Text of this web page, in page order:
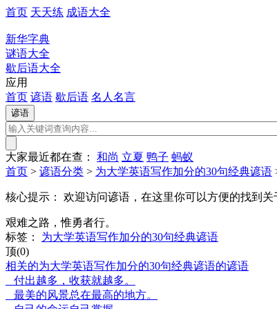
首页 天天练 成语大全
新华字典
谜语大全
歇后语大全
应用
首页 谚语 歇后语 名人名言
大家最近都在查： 和尚 立夏 鸭子 蚂蚁
首页 > 谚语分类 > 为大学英语写作加分的30句经典谚语
核心提示： 欢迎访问谚语，在这里你可以方便的找到
艰难之路，惟勇者行。
标签：
为大学英语写作加分的30句经典谚语
顶(0)
相关的为大学英语写作加分的30句经典谚语的谚语
付出越多，收获就越多。
最美的风景总在最高的地方。